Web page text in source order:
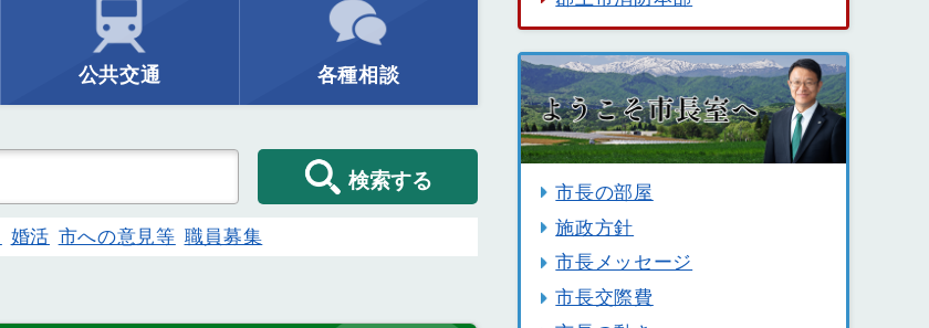
公共交通 各種相談
検索する
婚活 市への意見等 職員募集
市長の部屋
施政方針
市長メッセージ
市長交際費